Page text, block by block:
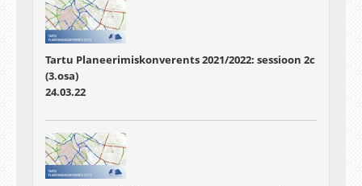
Tartu Planeerimiskonverents 2021/2022: sessioon 2c
(3.osa)
24.03.22